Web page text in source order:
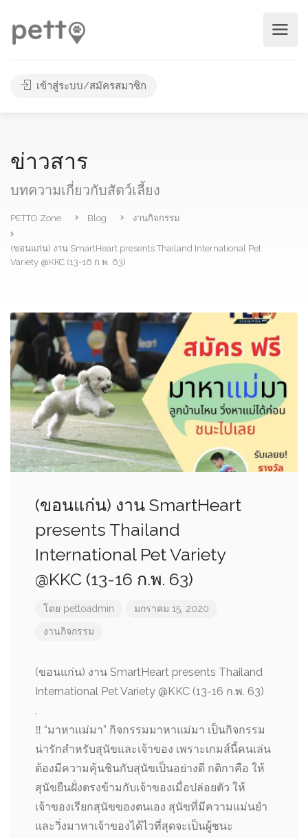
เข้าสู่ระบบ/สมัครสมาชิก
ข่าวสาร
บทความเกี่ยวกับสัตว์เลี้ยง
PETTO Zone Blog งานกิจกรรม
(ขอนแก่น) งาน SmartHeart presents Thailand International Pet
Variety @KKC (13-16 ก.พ. 63)
(ขอนแก่น) งาน SmartHeart
presents Thailand
International Pet Variety
@KKC (13-16 ก.พ. 63)
โดย pettoadmin มกราคม 15, 2020
งานกิจกรรม
(ขอนแก่น) งาน SmartHeart presents Thailand
International Pet Variety @KKC (13-16 ก.พ. 63)
.
‼️ “มาหาแม่มา” กิจกรรมมาหาแม่มา เป็นกิจกรรม
น่ารักสำหรับสุนัขและเจ้าของ เพราะเกมส์นี้คนเล่น
ต้องมีความคุ้นชินกับสุนัขเป็นอย่างดี กติกาคือ ให้
สุนัขยืนฝั่งตรงข้ามกับเจ้าของเมื่อปล่อยตัว ให้
เจ้าของเรียกสุนัขของตนเอง สุนัขที่มีความแม่นยำ
และวิ่งมาหาเจ้าของได้ไวที่สุดจะเป็นผู้ชนะ